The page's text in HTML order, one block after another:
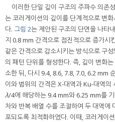
이러한 단일 깊이 구조의 주파수 의존
는 코러게이션의 깊이를 단계적으로 변
다. 그림 2는 제안된 구조의 단면을 나타
지 0.8 mm 간격으로 점진적으로 증가시
같은 간격으로 감소시키는 방식으로 구
의 패턴 단위를 형성한다. 즉, 깊이 변화
소한 뒤, 다시 9.4, 8.6, 7.8, 7.0, 6.2 mm
이와 범위의 간격은 X-대역과 Ku-대역
λ/4에 해당하는 9.4 mm와 6.25 mm를
차와 반복 배열 수를 조절하여 두 대역에
포되도록 최적화하였다. 이때, 코러게이